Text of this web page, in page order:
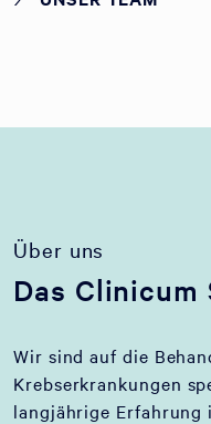
Über uns
Das Clinicum
Wir sind auf die
Krebserkrankungen
langjährige Erfahrung